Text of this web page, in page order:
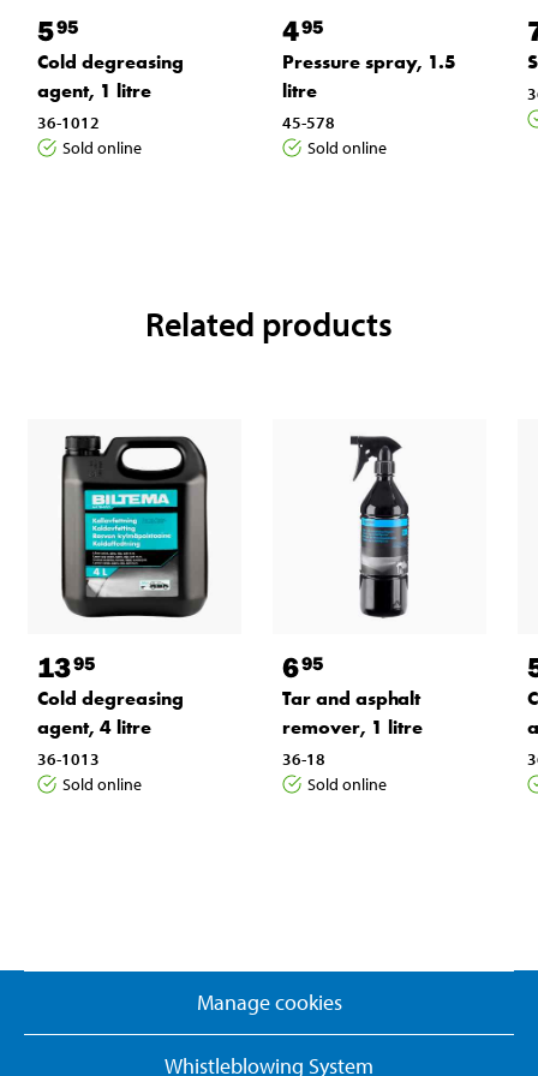
595
Cold degreasing
agent, 1 litre
36-1012
Sold online
495
Pressure spray, 1.5
litre
45-578
Sold online
Related products
1395
Cold degreasing
agent, 4 litre
36-1013
Sold online
695
Tar and asphalt
remover, 1 litre
36-18
Sold online
Manage cookies
Whistleblowing System